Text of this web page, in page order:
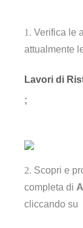
Verifica le
attualmente
Lavori di
;
Scopri e
completa di
cliccando su